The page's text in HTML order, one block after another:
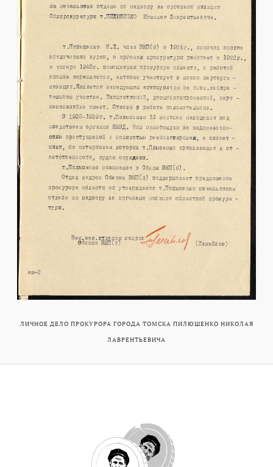
ЛИЧНОЕ ДЕЛО ПРОКУРОРА ГОРОДА ТОМСКА ПИЛЮШЕНКО НИКОЛАЯ
ЛАВРЕНТЬЕВИЧА